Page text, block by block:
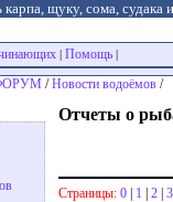
карпа, щуку, сома,
Помощь
/Новости водоёмов /
Отчеты о
Страницы: 0 | 1 | 2 | 3